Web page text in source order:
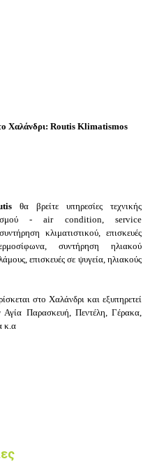
Χαλάνδρι: Routis Klimatismos
θα βρείτε υπηρεσίες τεχνικής
- air condition, service
κλιματιστικού, επισκευές
συντήρηση ηλιακού
επισκευές σε ψυγεία, ηλιακούς
στο Χαλάνδρι και εξυπηρετεί
Παρασκευή, Πεντέλη, Γέρακα,
κ.α